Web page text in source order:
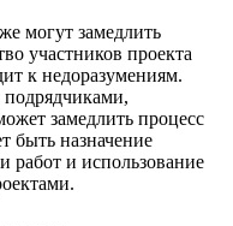
могут замедлить
участников проекта
к недоразумениям.
замедлить процесс
быть назначение
работ и использование